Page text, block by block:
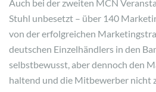
Auch bei der zweiten MCN
Stuhl unbesetzt – über 140
von der erfolgreichen
deutschen Einzelhändlers in den
selbstbewusst, aber dennoch den
haltend und die Mitbewerber nicht